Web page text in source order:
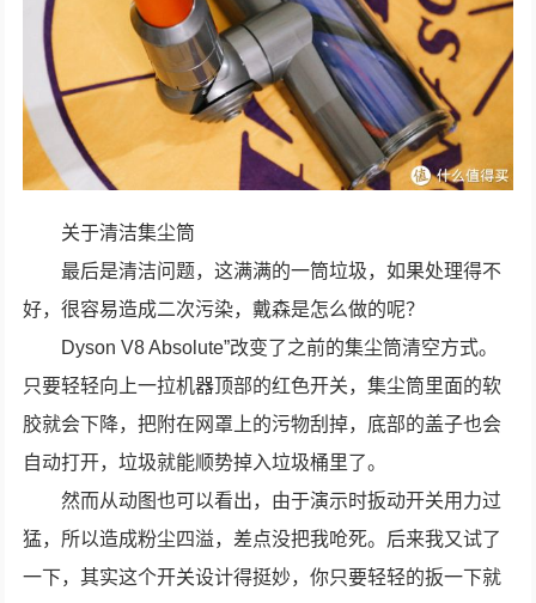
关于清洁集尘筒
最后是清洁问题，这满满的一筒垃圾，如果处理得不
好，很容易造成二次污染，戴森是怎么做的呢？
Dyson V8 Absolute”改变了之前的集尘筒清空方式。
只要轻轻向上一拉机器顶部的红色开关，集尘筒里面的软
胶就会下降，把附在网罩上的污物刮掉，底部的盖子也会
自动打开，垃圾就能顺势掉入垃圾桶里了。
然而从动图也可以看出，由于演示时扳动开关用力过
猛，所以造成粉尘四溢，差点没把我呛死。后来我又试了
一下，其实这个开关设计得挺妙，你只要轻轻的扳一下就